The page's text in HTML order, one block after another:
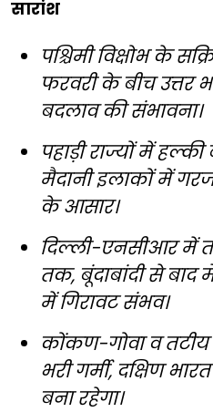
सारांश
पश्चिमी विक्षोभ के
फरवरी के बीच उत्तर
बदलाव की संभावना।
पहाड़ी राज्यों में
मैदानी इलाकों में
के आसार।
दिल्ली-एनसीआर में
तक, बूंदाबांदी से
में गिरावट संभव।
कोंकण-गोवा व
भरी गर्मी, दक्षिण
बना रहेगा।